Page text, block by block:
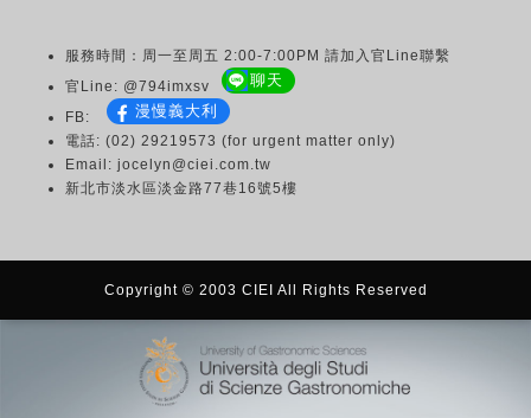
服務時間：周一至周五 2:00-7:00PM 請加入官Line聯繫
官Line: @794imxsv
聊天
FB: 漫慢義大利
電話: (02) 29219573 (for urgent matter only)
Email: jocelyn@ciei.com.tw
新北市淡水區淡金路77巷16號5樓
Copyright © 2003 CIEI All Rights Reserved